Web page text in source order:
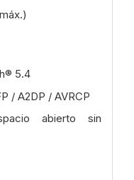
5.4
/ A2DP / AVRCP
abierto sin